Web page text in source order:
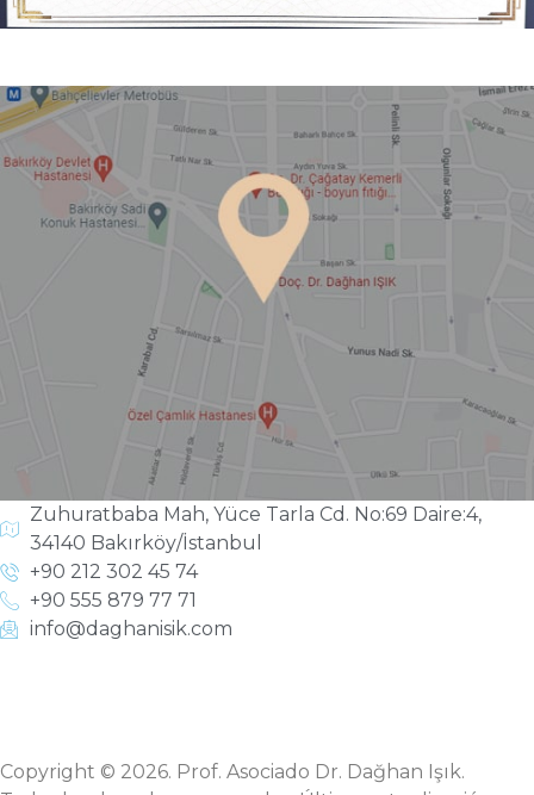
Zuhuratbaba Mah, Yüce Tarla Cd. No:69 Daire:4,
34140 Bakırköy/İstanbul
+90 212 302 45 74
+90 555 879 77 71
info@daghanisik.com
Copyright © 2026. Prof. Asociado Dr. Dağhan Işık.